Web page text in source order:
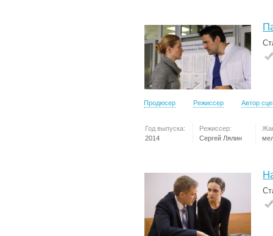
Продюсер Режиссер Автор
Год выпуска:
2014
Режиссер:
Сергей Лялин